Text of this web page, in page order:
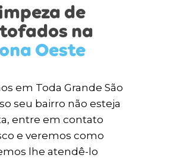
de
na
Oeste
em Toda Grande São
seu bairro não esteja
entre em contato
e veremos como
lhe atendê-lo